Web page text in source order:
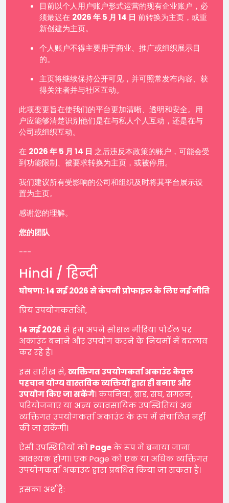
目前以个人用户账户形式运营的现有企业账户，必
须最迟在 2026 年 5 月 14 日 前转换为主页，或重
新创建为主页。
个人账户不得主要用于商业、推广或组织展示目
的。
主页将继续保持公开可见，并可照常发布内容、获
得关注者并与社区互动。
此项变更旨在使我们的平台更加清晰、透明和安全。用
户应能够清楚识别他们是在与私人个人互动，还是在与
公司或组织互动。
在 2026 年 5 月 14 日 之后违反本政策的账户，可能会受
到功能限制、被要求转换为主页，或被停用。
我们建议所有受影响的公司和组织及时将其平台展示设
置为主页。
感谢您的理解。
您的团队
---
Hindi / हिन्दी
घोषणा: 14 मई 2026 से कंपनी प्रोफाइल के लिए नई नीति
प्रिय उपयोगकर्ताओं,
14 मई 2026 से हम अपने सोशल मीडिया पोर्टल पर
अकाउंट बनाने और उपयोग करने के नियमों में बदलाव
कर रहे हैं।
इस तारीख से,व्यक्तिगत उपयोगकर्ता अकाउंट केवल
पहचान योग्य वास्तविक व्यक्तियों द्वारा ही बनाए और
उपयोग किए जा सकेंगे। कंपनियां, ब्रांड, संघ, संगठन,
परियोजनाएं या अन्य व्यावसायिक उपस्थितियां अब
व्यक्तिगत उपयोगकर्ता अकाउंट के रूप में संचालित नहीं
की जा सकेंगी।
ऐसी उपस्थितियों को Pageके रूप में बनाया जाना
आवश्यक होगा। एक Page को एक या अधिक व्यक्तिगत
उपयोगकर्ता अकाउंट द्वारा प्रबंधित किया जा सकता है।
इसका अर्थ है: